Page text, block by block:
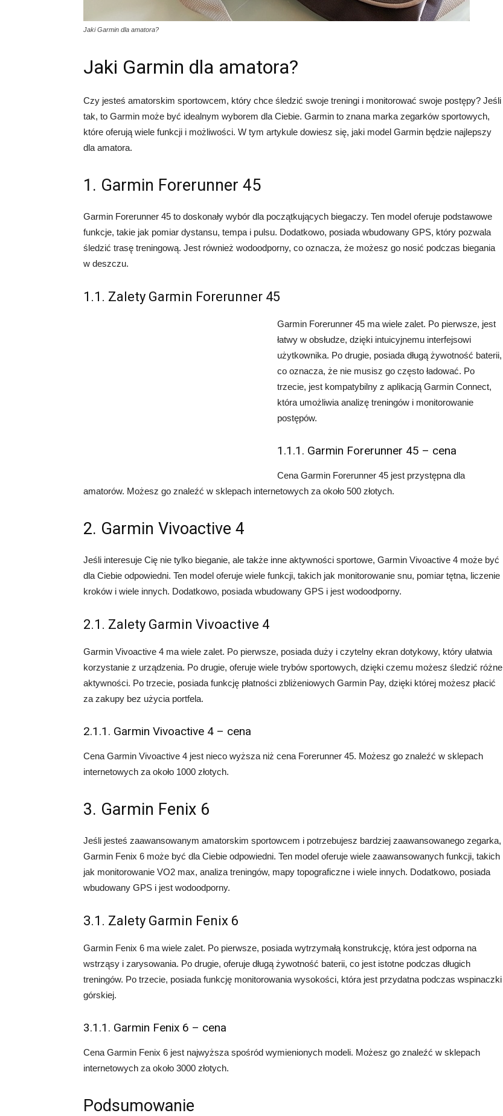
Jaki Garmin dla amatora?
Jaki Garmin dla amatora?
Czy jesteś amatorskim sportowcem, który chce śledzić swoje treningi i monitorować swoje postępy? Jeśli
tak, to Garmin może być idealnym wyborem dla Ciebie. Garmin to znana marka zegarków sportowych,
które oferują wiele funkcji i możliwości. W tym artykule dowiesz się, jaki model Garmin będzie najlepszy
dla amatora.
1. Garmin Forerunner 45
Garmin Forerunner 45 to doskonały wybór dla początkujących biegaczy. Ten model oferuje podstawowe
funkcje, takie jak pomiar dystansu, tempa i pulsu. Dodatkowo, posiada wbudowany GPS, który pozwala
śledzić trasę treningową. Jest również wodoodporny, co oznacza, że możesz go nosić podczas biegania
w deszczu.
1.1. Zalety Garmin Forerunner 45
Garmin Forerunner 45 ma wiele zalet. Po pierwsze, jest
łatwy w obsłudze, dzięki intuicyjnemu interfejsowi
użytkownika. Po drugie, posiada długą żywotność baterii,
co oznacza, że nie musisz go często ładować. Po
trzecie, jest kompatybilny z aplikacją Garmin Connect,
która umożliwia analizę treningów i monitorowanie
postępów.
1.1.1. Garmin Forerunner 45 – cena
Cena Garmin Forerunner 45 jest przystępna dla
amatorów. Możesz go znaleźć w sklepach internetowych za około 500 złotych.
2. Garmin Vivoactive 4
Jeśli interesuje Cię nie tylko bieganie, ale także inne aktywności sportowe, Garmin Vivoactive 4 może być
dla Ciebie odpowiedni. Ten model oferuje wiele funkcji, takich jak monitorowanie snu, pomiar tętna, liczenie
kroków i wiele innych. Dodatkowo, posiada wbudowany GPS i jest wodoodporny.
2.1. Zalety Garmin Vivoactive 4
Garmin Vivoactive 4 ma wiele zalet. Po pierwsze, posiada duży i czytelny ekran dotykowy, który ułatwia
korzystanie z urządzenia. Po drugie, oferuje wiele trybów sportowych, dzięki czemu możesz śledzić różne
aktywności. Po trzecie, posiada funkcję płatności zbliżeniowych Garmin Pay, dzięki której możesz płacić
za zakupy bez użycia portfela.
2.1.1. Garmin Vivoactive 4 – cena
Cena Garmin Vivoactive 4 jest nieco wyższa niż cena Forerunner 45. Możesz go znaleźć w sklepach
internetowych za około 1000 złotych.
3. Garmin Fenix 6
Jeśli jesteś zaawansowanym amatorskim sportowcem i potrzebujesz bardziej zaawansowanego zegarka,
Garmin Fenix 6 może być dla Ciebie odpowiedni. Ten model oferuje wiele zaawansowanych funkcji, takich
jak monitorowanie VO2 max, analiza treningów, mapy topograficzne i wiele innych. Dodatkowo, posiada
wbudowany GPS i jest wodoodporny.
3.1. Zalety Garmin Fenix 6
Garmin Fenix 6 ma wiele zalet. Po pierwsze, posiada wytrzymałą konstrukcję, która jest odporna na
wstrząsy i zarysowania. Po drugie, oferuje długą żywotność baterii, co jest istotne podczas długich
treningów. Po trzecie, posiada funkcję monitorowania wysokości, która jest przydatna podczas wspinaczki
górskiej.
3.1.1. Garmin Fenix 6 – cena
Cena Garmin Fenix 6 jest najwyższa spośród wymienionych modeli. Możesz go znaleźć w sklepach
internetowych za około 3000 złotych.
Podsumowanie